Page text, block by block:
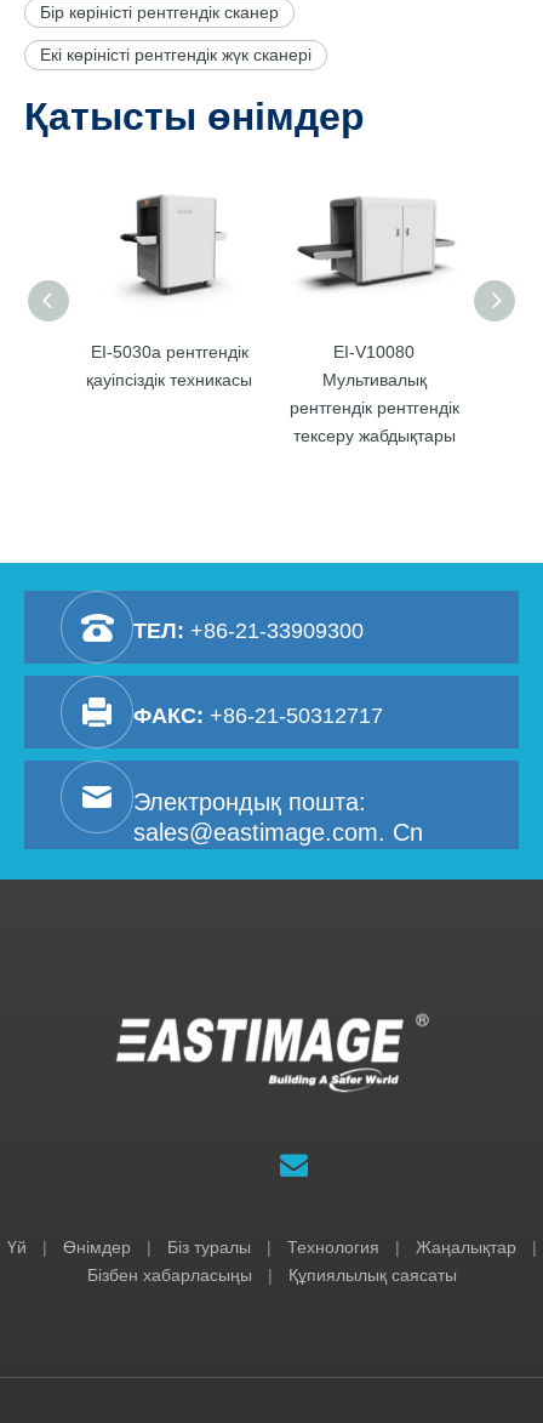
Бір көріністі рентгендік сканер
Екі көріністі рентгендік жүк сканері
Қатысты өнімдер
EI-5030a рентгендік
қауіпсіздік техникасы
EI-V10080
Мультивалық
рентгендік рентгендік
тексеру жабдықтары
ТЕЛ: +86-21-33909300
ФАКС: +86-21-50312717
Электрондық пошта:
sales@eastimage.com. Cn
Үй | Өнімдер | Біз туралы | Технология | Жаңалықтар
|
Бізбен хабарласыңы
| Құпиялылық саясаты